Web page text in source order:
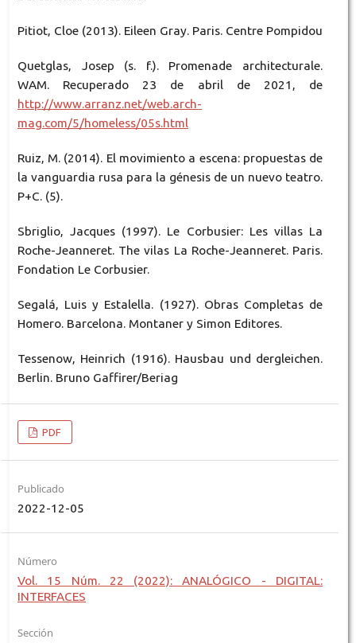
Pitiot, Cloe (2013). Eileen Gray. Paris. Centre Pompidou
Quetglas, Josep (s. f.). Promenade architecturale.
WAM. Recuperado 23 de abril de 2021, de
http://www.arranz.net/web.arch-
mag.com/5/homeless/05s.html
Ruiz, M. (2014). El movimiento a escena: propuestas de
la vanguardia rusa para la génesis de un nuevo teatro.
P+C. (5).
Sbriglio, Jacques (1997). Le Corbusier: Les villas La
Roche-Jeanneret. The vilas La Roche-Jeanneret. Paris.
Fondation Le Corbusier.
Segalá, Luis y Estalella. (1927). Obras Completas de
Homero. Barcelona. Montaner y Simon Editores.
Tessenow, Heinrich (1916). Hausbau und dergleichen.
Berlin. Bruno Gaffirer/Beriag
PDF
Publicado
2022-12-05
Número
Vol. 15 Núm. 22 (2022): ANALÓGICO - DIGITAL:
INTERFACES
Sección